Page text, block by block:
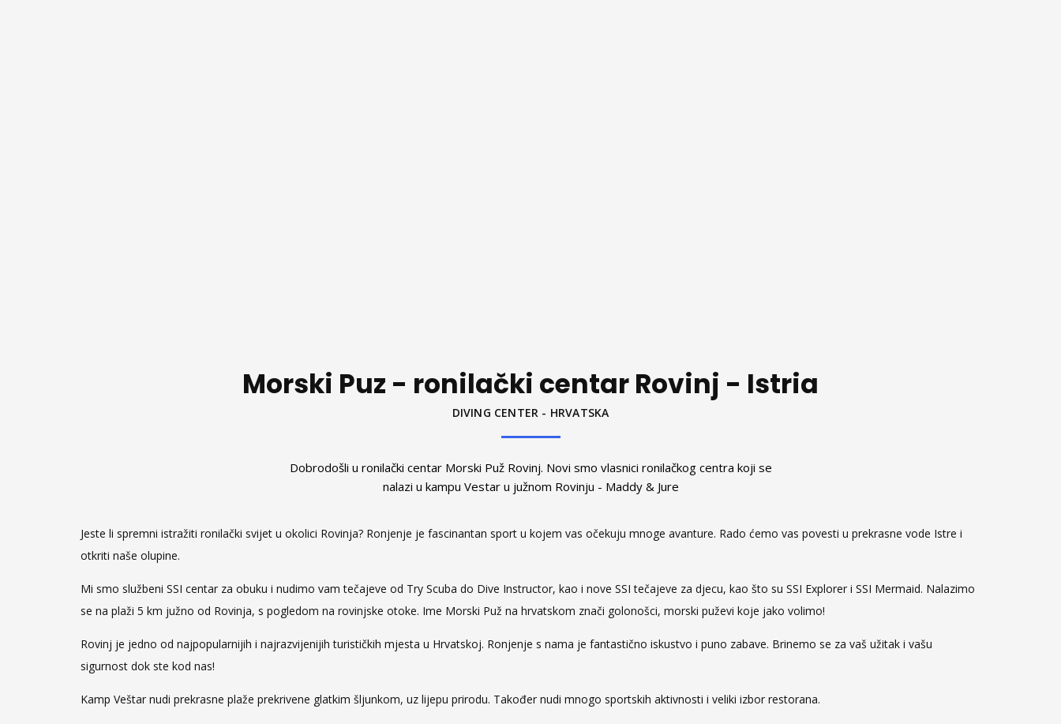
Morski Puz - ronilački centar Rovinj - Istria
DIVING CENTER - HRVATSKA
Dobrodošli u ronilački centar Morski Puž Rovinj. Novi smo vlasnici ronilačkog centra koji se
nalazi u kampu Vestar u južnom Rovinju - Maddy & Jure
Jeste li spremni istražiti ronilački svijet u okolici Rovinja? Ronjenje je fascinantan sport u kojem vas očekuju mnoge avanture. Rado ćemo vas povesti u prekrasne vode Istre i
otkriti naše olupine.
Mi smo službeni SSI centar za obuku i nudimo vam tečajeve od Try Scuba do Dive Instructor, kao i nove SSI tečajeve za djecu, kao što su SSI Explorer i SSI Mermaid. Nalazimo
se na plaži 5 km južno od Rovinja, s pogledom na rovinjske otoke. Ime Morski Puž na hrvatskom znači golonošci, morski puževi koje jako volimo!
Rovinj je jedno od najpopularnijih i najrazvijenijih turističkih mjesta u Hrvatskoj. Ronjenje s nama je fantastično iskustvo i puno zabave. Brinemo se za vaš užitak i vašu
sigurnost dok ste kod nas!
Kamp Veštar nudi prekrasne plaže prekrivene glatkim šljunkom, uz lijepu prirodu. Također nudi mnogo sportskih aktivnosti i veliki izbor restorana.